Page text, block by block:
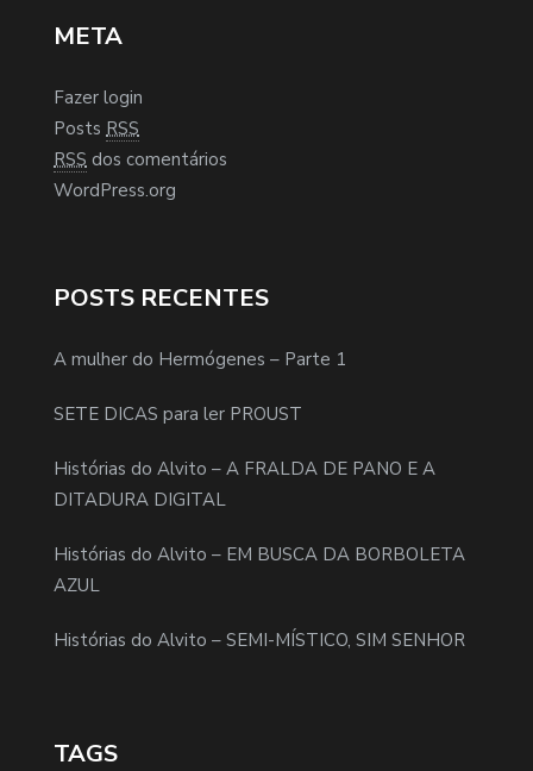
META
Fazer login
Posts RSS
RSS dos comentários
WordPress.org
POSTS RECENTES
A mulher do Hermógenes – Parte 1
SETE DICAS para ler PROUST
Histórias do Alvito – A FRALDA DE PANO E A
DITADURA DIGITAL
Histórias do Alvito – EM BUSCA DA BORBOLETA
AZUL
Histórias do Alvito – SEMI-MÍSTICO, SIM SENHOR
TAGS